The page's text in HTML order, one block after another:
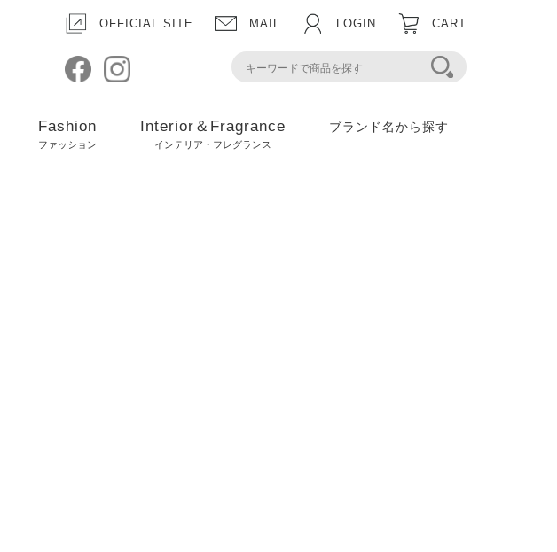
OFFICIAL SITE MAIL LOGIN CART
Fashion
ファッション
Interior＆Fragrance
インテリア・フレグランス
ブランド名から探す